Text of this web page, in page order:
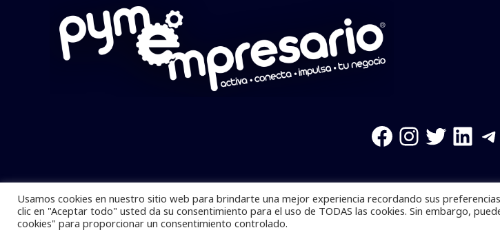
Facebook
Twitter
Pymempresario © 2025 Todos los derechos reservados. Se prohibe el
Desarrollado por
Usamos cookies en nuestro sitio web para brindarte una mejor experiencia recordando sus
clic en "Aceptar todo" usted da su consentimiento para el uso de TODAS las cookies. Sin embargo,
cookies" para proporcionar un consentimiento controlado.